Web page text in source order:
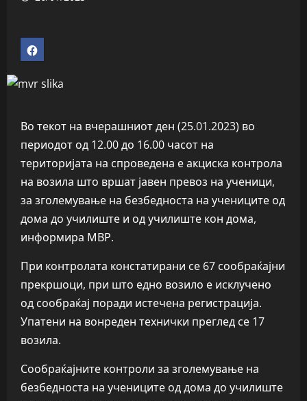
Во текот на вчерашниот ден (25.01.2023) во
периодот од 12.00 до 16.00 часот на
територијата на спроведена е акциска контрола
на возила што вршат јавен превоз на ученици,
за зголемување на безбедноста на учениците од
дома до училиште и од училиште кон дома,
информира МВР.
При контролата констатирани се 67 сообраќајни
прекршоци, при што едно возило е исклучено
од сообраќај поради истечена регистрација.
Упатени на вонреден технички преглед се 17
возила.
Сообраќајните контроли за зголемување на
безбедноста на учениците од дома до училиште